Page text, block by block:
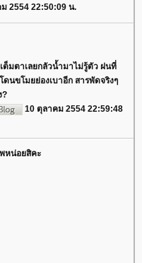
2554 22:50:09 น.
มตาเลยกลัวน้ำมาไม่รู้ตัว ฝนที่
นขโมยย่องเบาอีก สารพัดจริงๆ
?
10 ตุลาคม 2554 22:59:48
หน่อยสิคะ